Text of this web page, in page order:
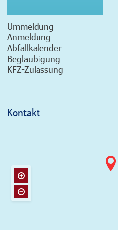
Ummeldung
Anmeldung
Abfallkalender
Beglaubigung
KFZ-Zulassung
Kontakt